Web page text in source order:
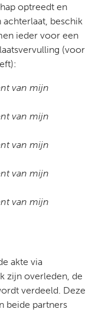
optreedt en
beschik
ieder voor een
(voor
van mijn
van mijn
van mijn
van mijn
van mijn
akte via
zijn overleden, de
verdeeld. Deze
beide partners